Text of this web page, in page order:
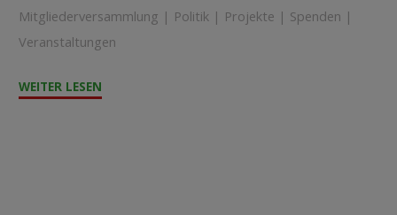
Mitgliederversammlung | Politik | Projekte | Spenden |
Veranstaltungen
WEITER LESEN